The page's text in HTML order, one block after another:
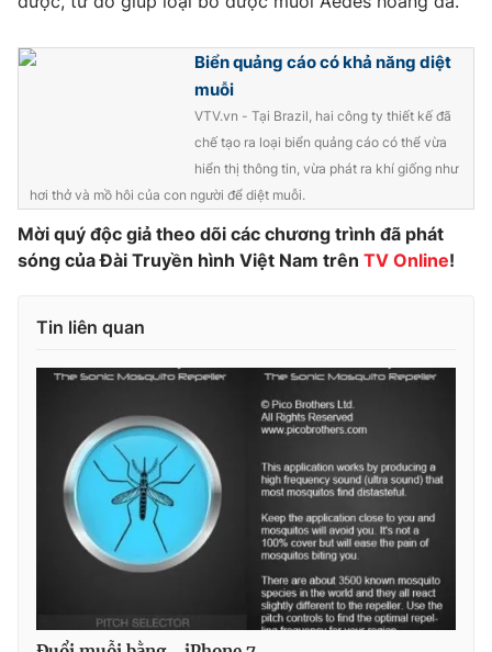
Thị trường
Tư vấn
Lịch phát sóng
Podcast
Photo Infographic
Video Shorts video
VTV Money
VTV Sức khoẻ Bất động sản
Thị trường 24h
VTV4 Vươn mình bằng AI
VTV8
Liên hệ tòa soạn English
Biển quảng cáo có khả năng diệt
muỗi
VTV.vn - Tại Brazil, hai công ty thiết kế đã
chế tạo ra loại biển quảng cáo có thể vừa
hiển thị thông tin, vừa phát ra khí giống như
hơi thở và mồ hôi của con người để diệt muỗi.
Mời quý độc giả theo dõi các chương trình đã phát
sóng của Đài Truyền hình Việt Nam trên TV Online!
Tin liên quan